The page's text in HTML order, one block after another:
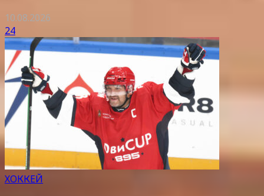
10.08.2026
24
ХОККЕЙ